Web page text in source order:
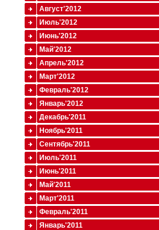
Август'2012
Июль'2012
Июнь'2012
Май'2012
Апрель'2012
Март'2012
Февраль'2012
Январь'2012
Декабрь'2011
Ноябрь'2011
Сентябрь'2011
Июль'2011
Июнь'2011
Май'2011
Март'2011
Февраль'2011
Январь'2011